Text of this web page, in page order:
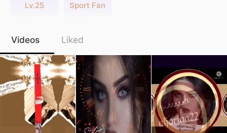
Lv.25 Sport Fan
Videos Liked